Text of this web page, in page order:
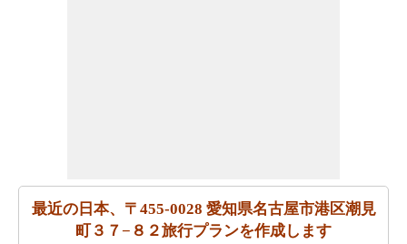
日本、〒455-0028 愛知県名古屋市港区潮見町３７−８２
が日本、〒456-0058 愛知県名古屋市熱田区六番１丁目７
最近の日本、〒455-0028 愛知県名古屋市港区潮見
町３７−８２旅行プランを作成します